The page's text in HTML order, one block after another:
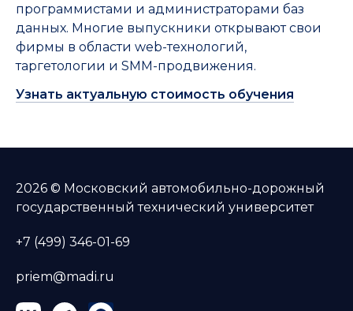
программистами и администраторами баз
данных. Многие выпускники открывают свои
фирмы в области web-технологий,
таргетологии и SMM-продвижения.
Узнать актуальную стоимость обучения
2026 © Московский автомобильно-дорожный
государственный технический университет
+7 (499) 346-01-69
priem@madi.ru